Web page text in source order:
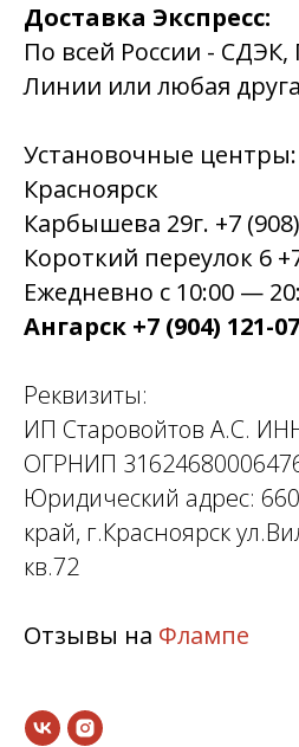
Доставка Экспресс:
По всей России -
Линии или любая
Установочные центры:
Красноярск
Карбышева 29г. +7
Короткий переулок 6
Ежедневно с 10:00 —
Ангарск +7 (904) 121-
Реквизиты:
ИП Старовойтов А.С.
ОГРНИП
Юридический адрес:
край, г.Красноярск
кв.72
Отзывы на Флампе